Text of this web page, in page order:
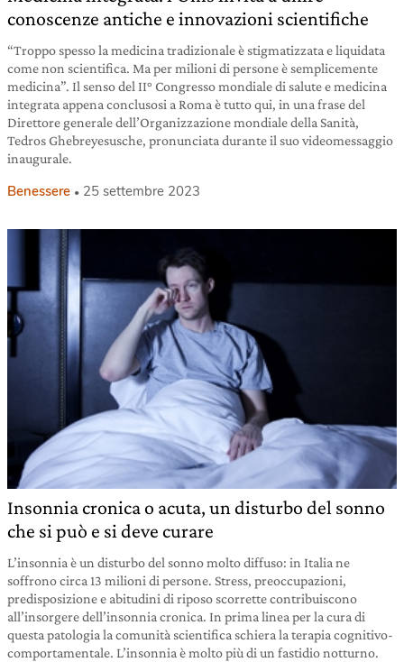
conoscenze antiche e innovazioni scientifiche
“Troppo spesso la medicina tradizionale è stigmatizzata e liquidata
come non scientifica. Ma per milioni di persone è semplicemente
medicina”. Il senso del II° Congresso mondiale di salute e medicina
integrata appena conclusosi a Roma è tutto qui, in una frase del
Direttore generale dell’Organizzazione mondiale della Sanità,
Tedros Ghebreyesusche, pronunciata durante il suo videomessaggio
inaugurale.
Benessere 25 settembre 2023
Insonnia cronica o acuta, un disturbo del sonno
che si può e si deve curare
L’insonnia è un disturbo del sonno molto diffuso: in Italia ne
soffrono circa 13 milioni di persone. Stress, preoccupazioni,
predisposizione e abitudini di riposo scorrette contribuiscono
all’insorgere dell’insonnia cronica. In prima linea per la cura di
questa patologia la comunità scientifica schiera la terapia cognitivo-
comportamentale. L’insonnia è molto più di un fastidio notturno.